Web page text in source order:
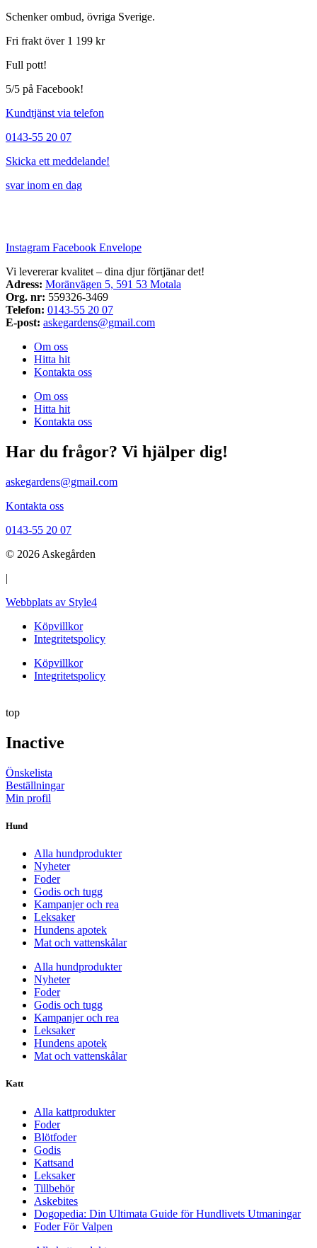
Schenker ombud, övriga Sverige.
Fri frakt över 1 199 kr
Full pott!
5/5 på Facebook!
Kundtjänst via telefon
0143-55 20 07
Skicka ett meddelande!
svar inom en dag
Instagram Facebook Envelope
Vi levererar kvalitet – dina djur förtjänar det!
Adress: Moränvägen 5, 591 53 Motala
Org. nr: 559326-3469
Telefon: 0143-55 20 07
E-post: askegardens@gmail.com
Om oss
Hitta hit
Kontakta oss
Om oss
Hitta hit
Kontakta oss
Har du frågor? Vi hjälper dig!
askegardens@gmail.com
Kontakta oss
0143-55 20 07
© 2026 Askegården
|
Webbplats av Style4
Köpvillkor
Integritetspolicy
Köpvillkor
Integritetspolicy
top
Inactive
Önskelista
Beställningar
Min profil
Hund
Alla hundprodukter
Nyheter
Foder
Godis och tugg
Kampanjer och rea
Leksaker
Hundens apotek
Mat och vattenskålar
Alla hundprodukter
Nyheter
Foder
Godis och tugg
Kampanjer och rea
Leksaker
Hundens apotek
Mat och vattenskålar
Katt
Alla kattprodukter
Foder
Blötfoder
Godis
Kattsand
Leksaker
Tillbehör
Askebites
Dogopedia: Din Ultimata Guide för Hundlivets Utmaningar
Foder För Valpen